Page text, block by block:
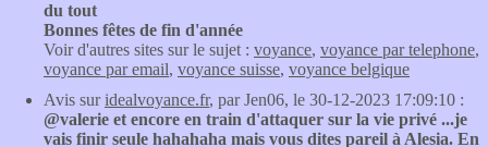
du tout
Bonnes fêtes de fin d'année
Voir d'autres sites sur le sujet : voyance, voyance par telephone,
voyance par email, voyance suisse, voyance belgique
Avis suridealvoyance.fr, par Jen06, le 30-12-2023 17:09:10 :
@valerie et encore en train d'attaquer sur la vie privé ...je
vais finir seule hahahaha mais vous dites pareil à Alesia. En